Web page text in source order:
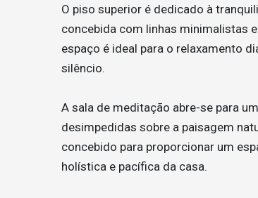
O piso superior é dedicado à
concebida com linhas minimalistas
espaço é ideal para o relaxamento
silêncio.
A sala de meditação abre-se para
desimpedidas sobre a paisagem
concebido para proporcionar um
holística e pacífica da casa.